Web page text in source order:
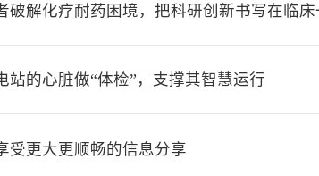
破解化疗耐药困境，把科研创新书写在临床
的心脏做“体检”，支撑其智慧运行
受更大更顺畅的信息分享